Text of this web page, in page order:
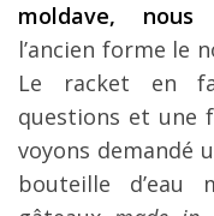
moldave, nous
l’ancien forme le
Le racket en
questions et une
voyons demandé
bouteille